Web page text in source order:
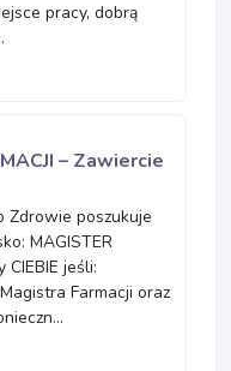
pracy, dobrą
– Zawiercie
Zdrowie poszukuje
MAGISTER
CIEBIE jeśli:
Farmacji oraz